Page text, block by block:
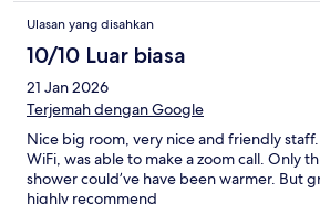
Ulasan yang disahkan
10/10 Luar biasa
21 Jan 2026
Terjemah dengan Google
Nice big room, very nice and friendly
WiFi, was able to make a zoom call. Only
shower could’ve have been warmer. But
highly recommend